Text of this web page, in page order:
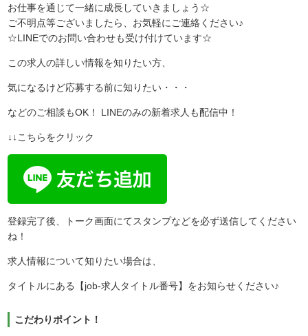
お仕事を通じて一緒に成長していきましょう☆
ご不明点等ございましたら、お気軽にご連絡ください♪
☆LINEでのお問い合わせも受け付けています☆
この求人の詳しい情報を知りたい方、
気になるけど応募する前に知りたい・・・
などのご相談もOK！ LINEのみの新着求人も配信中！
↓↓こちらをクリック
登録完了後、トーク画面にてスタンプなどを必ず送信してください
ね！
求人情報について知りたい場合は、
タイトルにある【job-求人タイトル番号】をお知らせください♪
こだわりポイント！